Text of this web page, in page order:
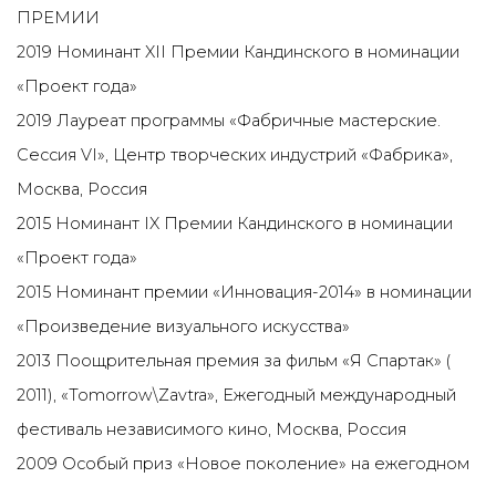
ПРЕМИИ
2019 Номинант XII Премии Кандинского в номинации
«Проект года»
2019 Лауреат программы «Фабричные мастерские.
Сессия VI», Центр творческих индустрий «Фабрика»,
Москва, Россия
2015 Номинант IX Премии Кандинского в номинации
«Проект года»
2015 Номинант премии «Инновация-2014» в номинации
«Произведение визуального искусства»
2013 Поощрительная премия за фильм «Я Спартак» (
2011), «Tomorrow\Zavtra», Ежегодный международный
фестиваль независимого кино, Москва, Россия
2009 Особый приз «Новое поколение» на ежегодном